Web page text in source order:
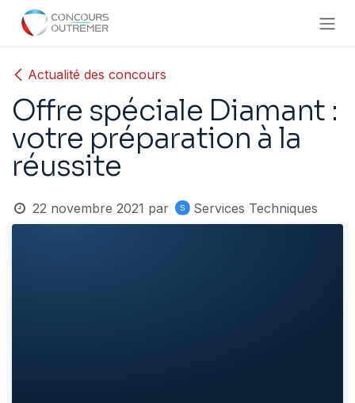
Se rendre au contenu
Actualité des concours
Offre spéciale Diamant :
votre préparation à la
réussite
22 novembre 2021 par Services Techniques